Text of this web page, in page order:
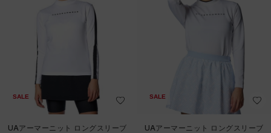
SALE
UAアーマーニット ロングスリーブ
SALE
UAアーマーニット ロングスリーブ